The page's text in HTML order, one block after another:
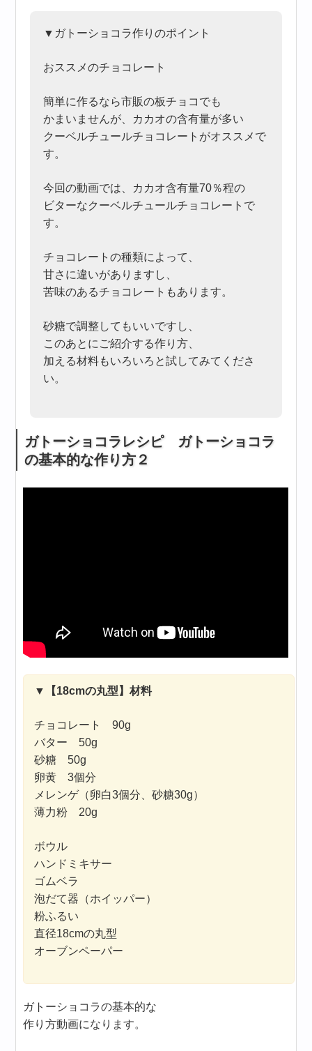
▼ガトーショコラ作りのポイント
おススメのチョコレート
簡単に作るなら市販の板チョコでも
かまいませんが、カカオの含有量が多い
クーベルチュールチョコレートがオススメで
す。
今回の動画では、カカオ含有量70％程の
ビターなクーベルチュールチョコレートで
す。
チョコレートの種類によって、
甘さに違いがありますし、
苦味のあるチョコレートもあります。
砂糖で調整してもいいですし、
このあとにご紹介する作り方、
加える材料もいろいろと試してみてくださ
い。
ガトーショコラレシピ ガトーショコラ
の基本的な作り方２
▼ 【18cmの丸型】材料
チョコレート 90g
バター 50g
砂糖 50g
卵黄 3個分
メレンゲ（卵白3個分、砂糖30g）
薄力粉 20g
ボウル
ハンドミキサー
ゴムベラ
泡だて器（ホイッパー）
粉ふるい
直径18cmの丸型
オーブンペーパー
ガトーショコラの基本的な
作り方動画になります。